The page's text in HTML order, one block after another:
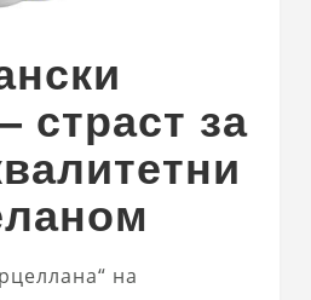
страст за
на